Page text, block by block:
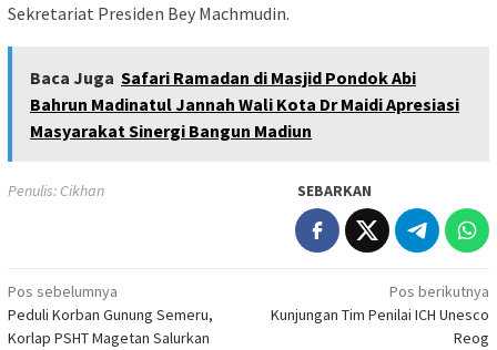
Sekretariat Presiden Bey Machmudin.
Baca Juga Safari Ramadan di Masjid Pondok Abi
Bahrun Madinatul Jannah Wali Kota Dr Maidi Apresiasi
Masyarakat Sinergi Bangun Madiun
Penulis: Cikhan SEBARKAN
Navigasi
pos
Pos sebelumnya
Peduli Korban Gunung Semeru,
Korlap PSHT Magetan Salurkan
Pos berikutnya
Kunjungan Tim Penilai ICH Unesco
Reog